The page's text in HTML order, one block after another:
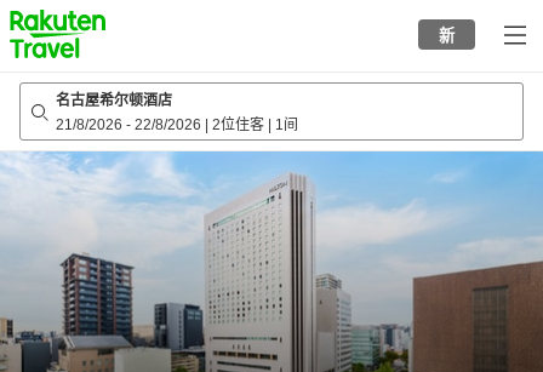
to
top
page
新
名古屋希尔顿酒店
21/8/2026 - 22/8/2026 2位住客 1间